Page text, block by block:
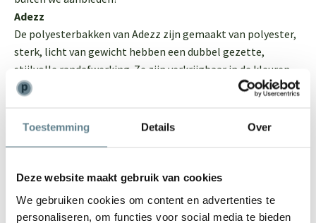
Toestemming Details Over
Deze website maakt gebruik van cookies
We gebruiken cookies om content en advertenties te
personaliseren, om functies voor social media te bieden
Adezz
De polyesterbakken van Adezz zijn gemaakt van polyester,
sterk, licht van gewicht hebben een dubbel gezette,
stijlvolle randafwerking. Ze zijn verkrijgbaar in de kleuren
wit en antraciet-zwart en hebben een strakke, moderne
rechthoekige plantenbak of vierkante plantenbak,
optie waterdicht laten maken ook binnen. Als je de Adezz
plantenbakken buiten wilt plaatsen, adviseren we wel
gaten in de bodem te boren, zodat overtollig water uit de